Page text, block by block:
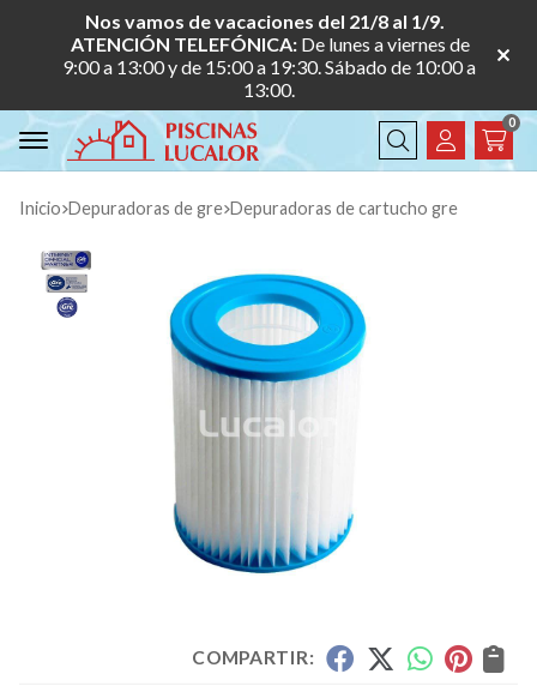
Nos vamos de vacaciones del 21/8 al 1/9.
ATENCIÓN TELEFÓNICA: De lunes a viernes de
9:00 a 13:00 y de 15:00 a 19:30. Sábado de 10:00 a
13:00.
Buscar
0
Inicio depuradoras de gre depuradoras de cartucho gre
COMPARTIR: